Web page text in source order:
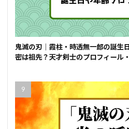
鬼滅の刃｜霞柱・時透無一郎の誕生
密は祖先？天才剣士のプロフィール